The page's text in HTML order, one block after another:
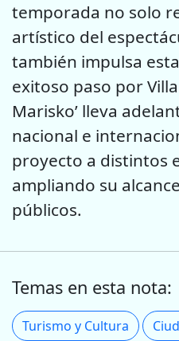
temporada no solo
artístico del
también impulsa
exitoso paso por Villa
Marisko’ lleva
nacional e
proyecto a distintos
ampliando su
públicos.
Temas en esta nota:
Turismo y Cultura